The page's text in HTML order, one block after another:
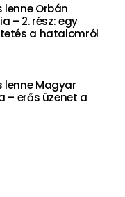
lenne Orbán
– 2. rész: egy
a hatalomról
lenne Magyar
– erős üzenet a